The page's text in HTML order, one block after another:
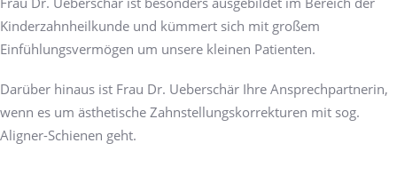
Kinderzahnheilkunde und kümmert sich mit großem
Einfühlungsvermögen um unsere kleinen Patienten.
Darüber hinaus ist Frau Dr. Ueberschär Ihre Ansprechpartnerin,
wenn es um ästhetische Zahnstellungskorrekturen mit sog.
Aligner-Schienen geht.